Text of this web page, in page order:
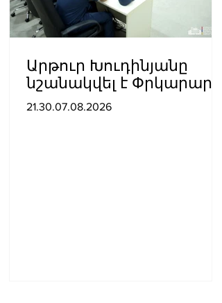
Արթուր Խուդինյանը
նշանակվել է Փրկարար
ծառայության տնօրենի
21.30.07.08.2026